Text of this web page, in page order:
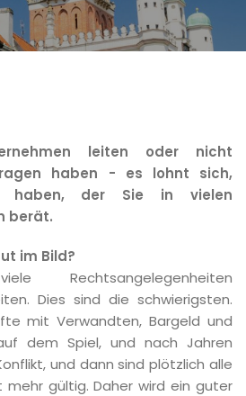
leiten oder nicht
haben - es lohnt sich,
haben, der Sie in vielen
berät.
im Bild?
Rechtsangelegenheiten
Dies sind die schwierigsten.
mit Verwandten, Bargeld und
dem Spiel, und nach Jahren
und dann sind plötzlich alle
mehr gültig. Daher wird ein guter